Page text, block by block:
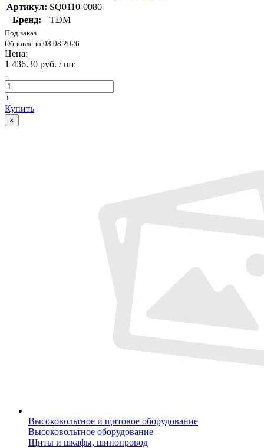
Артикул: SQ0110-0080
Бренд:
TDM
Под заказ
Обновлено 08.08.2026
Цена:
1 436.30 руб. / шт
-
+
Купить
×
Высоковольтное и щитовое оборудование
Высоковольтное оборудование
Щиты и шкафы, шинопровод